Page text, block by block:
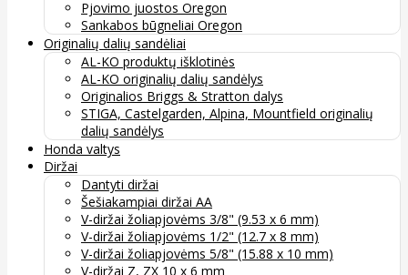
Pjovimo juostos Oregon
Sankabos būgneliai Oregon
Originalių dalių sandėliai
AL-KO produktų išklotinės
AL-KO originalių dalių sandėlys
Originalios Briggs & Stratton dalys
STIGA, Castelgarden, Alpina, Mountfield originalių
dalių sandėlys
Honda valtys
Diržai
Dantyti diržai
Šešiakampiai diržai AA
V-diržai žoliapjovėms 3/8" (9.53 x 6 mm)
V-diržai žoliapjovėms 1/2" (12.7 x 8 mm)
V-diržai žoliapjovėms 5/8" (15.88 x 10 mm)
V-diržai Z, ZX 10 x 6 mm